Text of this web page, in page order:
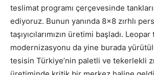
teslimat programı çerçevesinde
ediyoruz. Bunun yanında 8×8 zırhlı
taşıyıcılarımızın üretimi başladı. Leopar
modernizasyonu da yine burada
tesisin Türkiye’nin paletli ve tekerlekli